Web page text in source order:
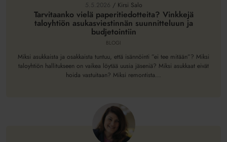
budjetointiin
5.5.2026 / Kirsi Salo
Tarvitaanko vielä paperitiedotteita? Vinkkejä
taloyhtiön asukasviestinnän suunnitteluun ja
budjetointiin
BLOGI
Miksi asukkaista ja osakkaista tuntuu, että isännöinti ”ei tee mitään”? Miksi
taloyhtiön hallitukseen on vaikea löytää uusia jäseniä? Miksi asukkaat eivät
hoida vastuitaan? Miksi remontista...